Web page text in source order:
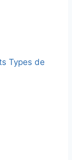
Types de